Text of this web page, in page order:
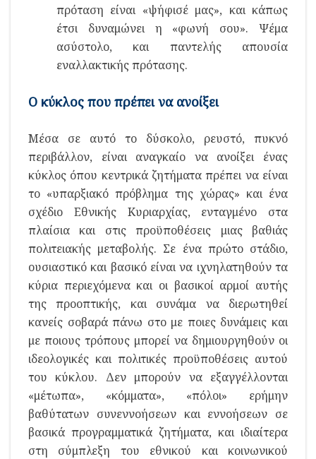
πρόταση είναι «ψήφισέ μας», και κάπως
έτσι δυναμώνει η «φωνή σου». Ψέμα
ασύστολο, και παντελής απουσία
εναλλακτικής πρότασης.
Ο κύκλος που πρέπει να ανοίξει
Μέσα σε αυτό το δύσκολο, ρευστό, πυκνό
περιβάλλον, είναι αναγκαίο να ανοίξει ένας
κύκλος όπου κεντρικά ζητήματα πρέπει να είναι
το «υπαρξιακό πρόβλημα της χώρας» και ένα
σχέδιο Εθνικής Κυριαρχίας, ενταγμένο στα
πλαίσια και στις προϋποθέσεις μιας βαθιάς
πολιτειακής μεταβολής. Σε ένα πρώτο στάδιο,
ουσιαστικό και βασικό είναι να ιχνηλατηθούν τα
κύρια περιεχόμενα και οι βασικοί αρμοί αυτής
της προοπτικής, και συνάμα να διερωτηθεί
κανείς σοβαρά πάνω στο με ποιες δυνάμεις και
με ποιους τρόπους μπορεί να δημιουργηθούν οι
ιδεολογικές και πολιτικές προϋποθέσεις αυτού
του κύκλου. Δεν μπορούν να εξαγγέλλονται
«μέτωπα», «κόμματα», «πόλοι» ερήμην
βαθύτατων συνεννοήσεων και εννοήσεων σε
βασικά προγραμματικά ζητήματα, και ιδιαίτερα
στη σύμπλεξη του εθνικού και κοινωνικού